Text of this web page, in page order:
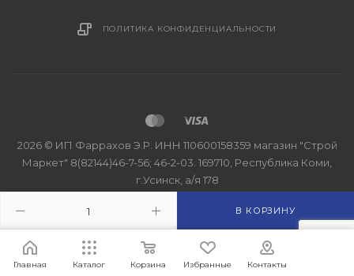
В КОРЗИНУ
ПОЛИТИКА КОНФИДЕНЦИАЛЬНОСТИ
2026 © ИП Фаррахов Э.Р. ИНН 110600158359 магазин "Строй
Маркет" 8(82144)46-7-56; 46-2-03. 169710, Республика Коми,
г.Усинск, а/я 178
Главная Каталог Корзина Избранные Контакты